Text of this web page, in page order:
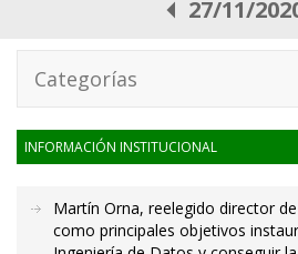
27/11/
Categorías
INFORMACIÓN INSTITUCIONAL
Martín Orna, reelegido director
como principales objetivos